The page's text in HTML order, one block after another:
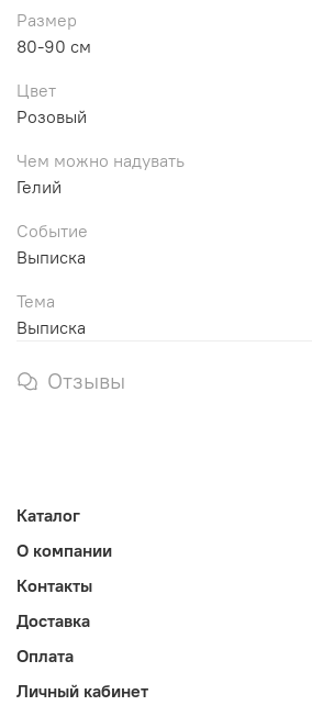
Размер
80-90 см
Цвет
Розовый
Чем можно надувать
Гелий
Событие
Выписка
Тема
Выписка
Отзывы
Каталог
О компании
Контакты
Доставка
Оплата
Личный кабинет